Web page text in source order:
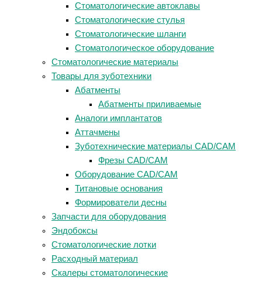
Стоматологические автоклавы
Стоматологические стулья
Стоматологические шланги
Стоматологическое оборудование
Стоматологические материалы
Товары для зуботехники
Абатменты
Абатменты приливаемые
Аналоги имплантатов
Аттачмены
Зуботехнические материалы CAD/CAM
Фрезы CAD/CAM
Оборудование CAD/CAM
Титановые основания
Формирователи десны
Запчасти для оборудования
Эндобоксы
Стоматологические лотки
Расходный материал
Скалеры стоматологические